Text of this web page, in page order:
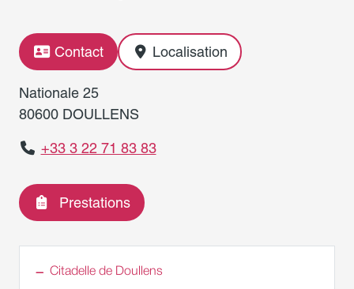
Contact Localisation
Nationale 25
80600 DOULLENS
+33 3 22 71 83 83
Prestations
Citadelle de Doullens